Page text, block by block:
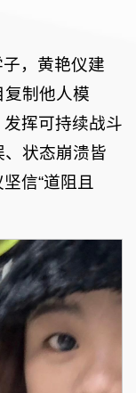
，黄艳仪建
复制他人模
挥可持续战斗
、状态崩溃皆
信“道阻且